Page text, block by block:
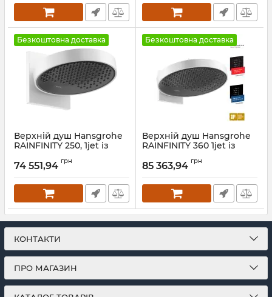
Безкоштовна доставка
Верхній душ Hansgrohe
RAINFINITY 250, 1jet із
білий матовий
Артикул:26226700
74 551,94 грн
Безкоштовна доставка
Верхній душ Hansgrohe
RAINFINITY 360 1jet із
білий матовий
Артикул:26230700
85 363,94 грн
КОНТАКТИ
ПРО МАГАЗИН